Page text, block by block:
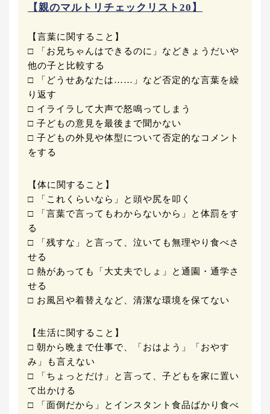
【親のマルトリチェックリスト20】
【言葉に関すること】
□ 「お兄ちゃんはできるのに」などきょうだいや
他の子と比較する
□ 「どうせあなたは……」など否定的な言葉を繰
り返す
□ イライラして大声で怒鳴ってしまう
□ 子どもの意見を最後まで聞かない
□ 子どもの外見や体型について否定的なコメント
をする
【体に関すること】
□ 「これくらいなら」と頭や尻を叩く
□ 「言葉で言ってもわからないから」と体罰をす
る
□ 「残すな」と言って、泣いても無理やり食べさ
せる
□ 熱があっても「大丈夫でしょ」と通園・通学さ
せる
□ お風呂や着替えなど、清潔な環境を保てない
【生活に関すること】
□ 朝から晩まで仕事で、「おはよう」「おやす
み」も言えない
□ 「ちょっとだけ」と言って、子どもを家に置い
て出かける
□ 「面倒だから」とインスタント食品ばかり食べ